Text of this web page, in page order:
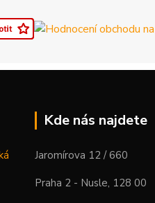
Kde nás najdete
Jaromírova 12 / 660
Praha 2 - Nusle, 128 00